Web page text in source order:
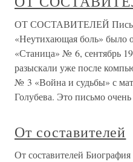
ОТ СОСТАВИТЕЛЕЙ
«Неутихающая боль» было
«Станица» № 6, сентябрь
разыскали уже после
№ 3 «Война и судьбы» с
Голубева. Это письмо
От составителей
От составителей